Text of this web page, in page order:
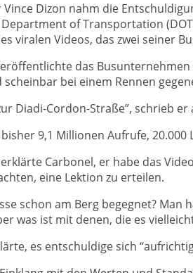
Dizon nahm die
of Transportation
viralen Videos, das zwei seiner
das
bei einem Rennen
Diadi-Cordon-Straße”, schrieb er
9,1 Millionen Aufrufe,
Carbonel, er habe das
eine Lektion zu erteilen.
schon am Berg begegnet?
was ist mit denen, die es
es entschuldige sich